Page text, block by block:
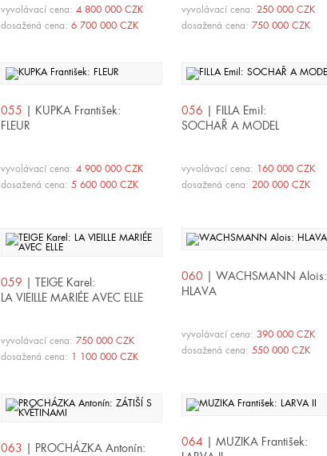
vyvolávací cena: 4 800 000 CZK
dosažená cena: 6 700 000 CZK
vyvolávací cena: 250 000 CZK
dosažená cena: 750 000 CZK
055 | KUPKA František:
FLEUR
vyvolávací cena: 4 900 000 CZK
dosažená cena: 5 600 000 CZK
056 | FILLA Emil:
SOCHAŘ A MODEL
vyvolávací cena: 160 000 CZK
dosažená cena: 200 000 CZK
059 | TEIGE Karel:
LA VIEILLE MARIÉE AVEC ELLE
vyvolávací cena: 750 000 CZK
dosažená cena: 1 100 000 CZK
060 | WACHSMANN Alois:
HLAVA
vyvolávací cena: 390 000 CZK
dosažená cena: 550 000 CZK
063 | PROCHÁZKA Antonín: 064 | MUZIKA František: